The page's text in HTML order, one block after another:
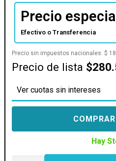
Precio
Efectivo o Transferencia
Precio sin impuestos nacionales:$
Precio de lista
Ver cuotas sin intereses
Hay